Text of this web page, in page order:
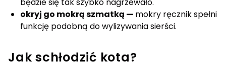
będzie się tak szybko nagrzewało.
okryj go mokrą szmatką — mokry ręcznik spełni
funkcję podobną do wylizywania sierści.
Jak schłodzić kota?